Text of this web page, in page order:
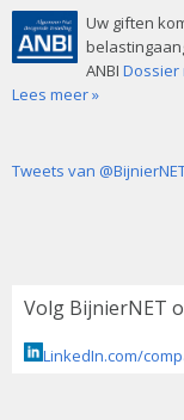
Uw giften
ANBI Dossier
Lees meer »
Tweets van
Volg BijnierNET
LinkedIn.com/